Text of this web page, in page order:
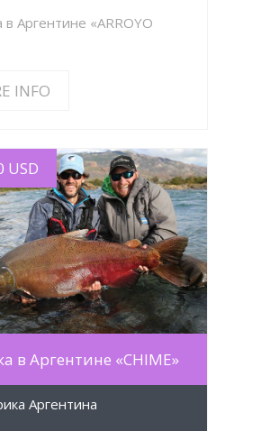
в Аргентине «ARROYO
INFO
USD
MORE INFO
в Аргентине «CHIME»
Аргентина